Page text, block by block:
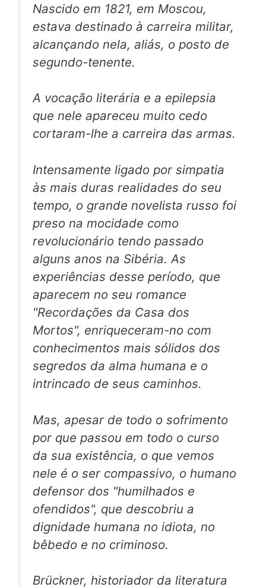
Nascido em 1821, em Moscou,
estava destinado à carreira militar,
alcançando nela, aliás, o posto de
segundo-tenente.
A vocação literária e a epilepsia
que nele apareceu muito cedo
cortaram-lhe a carreira das armas.
Intensamente ligado por simpatia
às mais duras realidades do seu
tempo, o grande novelista russo foi
preso na mocidade como
revolucionário tendo passado
alguns anos na Sibéria. As
experiências desse período, que
aparecem no seu romance
"Recordações da Casa dos
Mortos", enriqueceram-no com
conhecimentos mais sólidos dos
segredos da alma humana e o
intrincado de seus caminhos.
Mas, apesar de todo o sofrimento
por que passou em todo o curso
da sua existência, o que vemos
nele é o ser compassivo, o humano
defensor dos "humilhados e
ofendidos", que descobriu a
dignidade humana no idiota, no
bêbedo e no criminoso.
Brückner, historiador da literatura